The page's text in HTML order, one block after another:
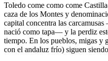
Toledo come como come
caza de los Montes y
capital concentra las
nació como tapa— y la perdiz
tiempo. En los pueblos, migas y
con el andaluz frío) siguen